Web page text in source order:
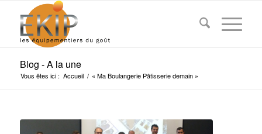
Blog - A la une
Vous êtes ici : Accueil / « Ma Boulangerie Pâtisserie demain »